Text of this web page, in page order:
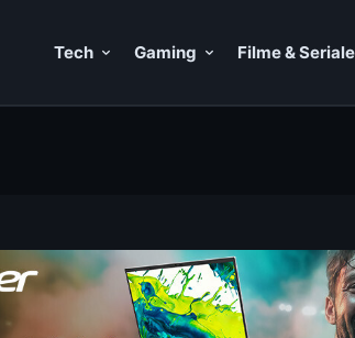
Tech Gaming Filme & Seriale